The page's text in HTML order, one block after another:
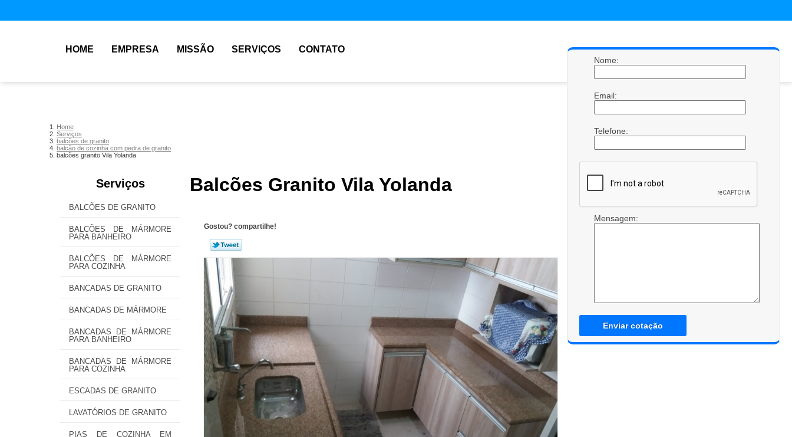
HOME EMPRESA MISSÃO SERVIÇOS CONTATO
Home
Serviços
balcões de granito
balcão de cozinha com pedra de granito
balcões granito Vila Yolanda
Serviços
BALCÕES DE GRANITO
BALCÕES DE MÁRMORE
PARA BANHEIRO
BALCÕES DE MÁRMORE
PARA COZINHA
BANCADAS DE GRANITO
BANCADAS DE MÁRMORE
BANCADAS DE MÁRMORE
PARA BANHEIRO
BANCADAS DE MÁRMORE
PARA COZINHA
ESCADAS DE GRANITO
LAVATÓRIOS DE GRANITO
PIAS DE COZINHA EM
Balcões Granito Vila Yolanda
Gostou? compartilhe!
Nome:
Email:
Telefone:
Mensagem:
Enviar cotação